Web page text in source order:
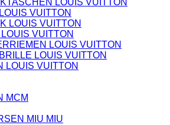
LOUIS VUITTON
VUITTON
LOUIS VUITTON
VUITTON
LOUIS VUITTON
LOUIS VUITTON
LOUIS VUITTON
MCM
MIU MIU